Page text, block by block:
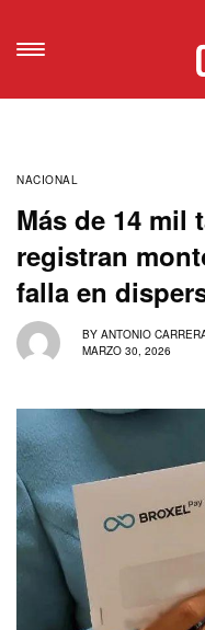
NACIONAL
Más de 14 mil
registran
falla en
BY ANTONIO
MARZO 30, 2026